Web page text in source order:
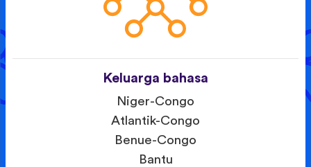
Keluarga bahasa
Niger-Congo
Atlantik-Congo
Benue-Congo
Bantu